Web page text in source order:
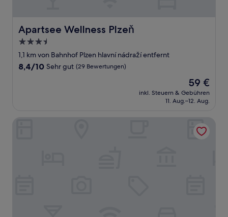
Apartsee Wellness Plzeň
Apartsee Wellness Plzeň
3.5-
Sterne-
Unterkunft
1,1 km von Bahnhof Plzen hlavní nádraží entfernt
8.4
Bewertungen)
8,4/10 Sehr gut (29 Bewertungen)
Der
Preis
beträgt
59 €
inkl. Steuern & Gebühren
11. Aug.–12. Aug.